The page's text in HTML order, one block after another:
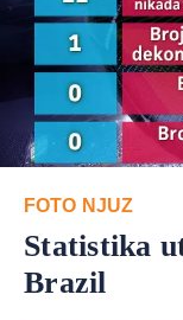
FOTO NJUZ
Statistika
Brazil